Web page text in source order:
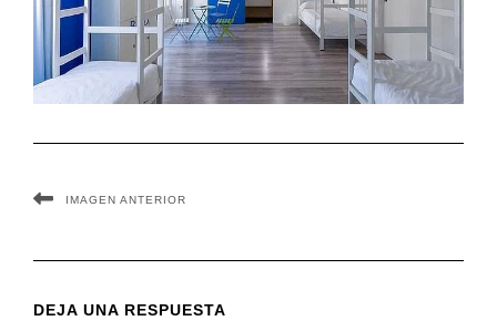
IMAGEN ANTERIOR
DEJA UNA RESPUESTA